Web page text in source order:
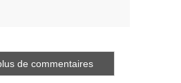
de commentaires